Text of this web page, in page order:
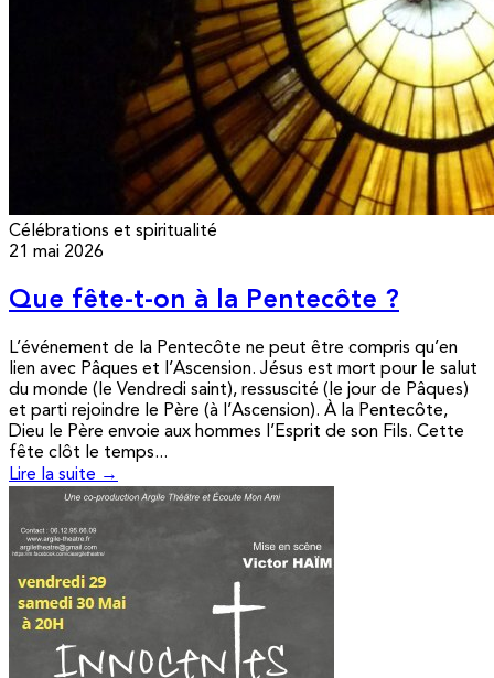
Célébrations et spiritualité
21 mai 2026
Que fête-t-on à la Pentecôte ?
L’événement de la Pentecôte ne peut être compris qu’en
lien avec Pâques et l’Ascension. Jésus est mort pour le salut
du monde (le Vendredi saint), ressuscité (le jour de Pâques)
et parti rejoindre le Père (à l’Ascension). À la Pentecôte,
Dieu le Père envoie aux hommes l’Esprit de son Fils. Cette
fête clôt le temps...
Lire la suite →